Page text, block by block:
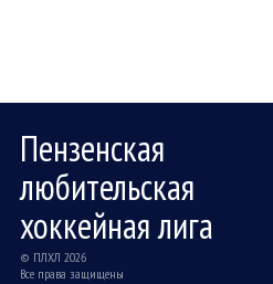
Пензенская
любительская
хоккейная лига
© ПЛХЛ 2026
Все права защищены